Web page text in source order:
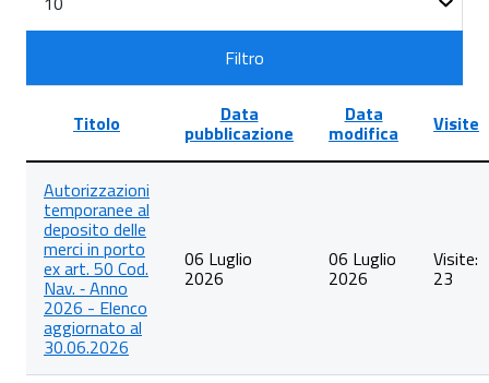
Filtro
degli
articoli
nella
categoria
Rilascio
autorizzazioni
temporanee
deposito
delle
Titolo Data
pubblicazione
Data
modifica Visite
Autorizzazioni
temporanee al
deposito delle
merci in porto
ex art. 50 Cod.
Nav. ‐ Anno
2026 - Elenco
aggiornato al
30.06.2026
06 Luglio
2026
06 Luglio
2026
Visite:
23